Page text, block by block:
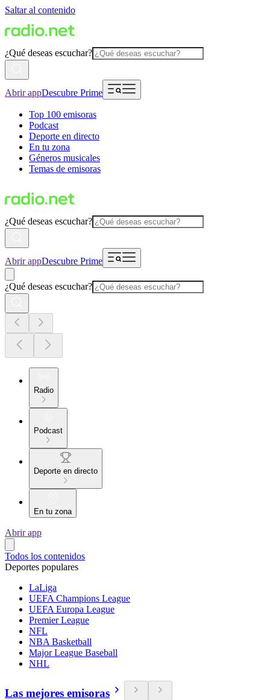
Saltar al contenido
¿Qué deseas escuchar?
Abrir appDescubre Prime
Top 100 emisoras
Podcast
Deporte en directo
En tu zona
Géneros musicales
Temas de emisoras
¿Qué deseas escuchar?
Abrir appDescubre Prime
¿Qué deseas escuchar?
Radio
Podcast
Deporte en directo
En tu zona
Abrir app
Todos los contenidos
Deportes populares
LaLiga
UEFA Champions League
UEFA Europa League
Premier League
NFL
NBA Basketball
Major League Baseball
NHL
Las mejores emisoras